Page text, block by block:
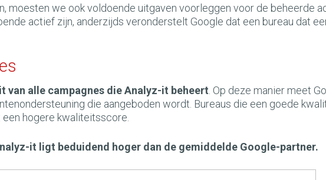
moesten we ook voldoende uitgaven voorleggen voor de beheerde
actief zijn, anderzijds veronderstelt Google dat een bureau dat
van alle campagnes die Analyz-it beheert . Op deze manier meet
die aangeboden wordt. Bureaus die een goede
hogere kwaliteitsscore.
it ligt beduidend hoger dan de gemiddelde Google-partner.